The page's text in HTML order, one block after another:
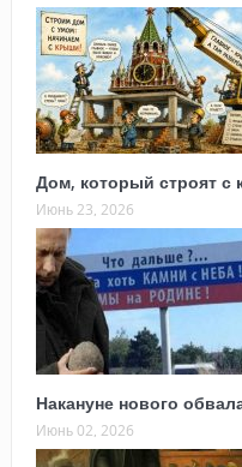
Дом, который строят с
Июнь 23, 2026
Накануне нового
Июнь 02, 2026